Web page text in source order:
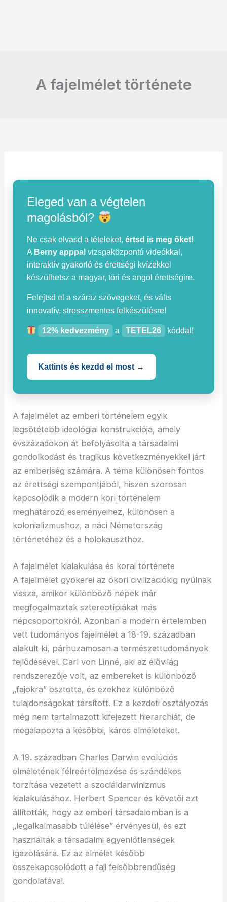
A fajelmélet története
Eleged van a végtelen
magolásból?
Ne csak olvasd a tételeket,értsd is meg őket!
A Berny apppal vizsgaközpontú videókkal,
interaktív gyakorló és érettségi kvízekkel
készülhetsz a magyar, töri és angol érettségire.
Felejtsd el a száraz szövegeket, és válts
innovatív, stresszmentes felkészülésre!
12% kedvezmény a TETEL26 kóddal!
Kattints és kezdd el most →
A fajelmélet az emberi történelem egyik
legsötétebb ideológiai konstrukciója, amely
évszázadokon át befolyásolta a társadalmi
gondolkodást és tragikus következményekkel járt
az emberiség számára. A téma különösen fontos
az érettségi szempontjából, hiszen szorosan
kapcsolódik a modern kori történelem
meghatározó eseményeihez, különösen a
kolonializmushoz, a náci Németország
történetéhez és a holokauszthoz.
A fajelmélet kialakulása és korai története
A fajelmélet gyökerei az ókori civilizációkig nyúlnak
vissza, amikor különböző népek már
megfogalmaztak sztereotípiákat más
népcsoportokról. Azonban a modern értelemben
vett tudományos fajelmélet a 18-19. században
alakult ki, párhuzamosan a természettudományok
fejlődésével. Carl von Linné, aki az élővilág
rendszerezője volt, az embereket is különböző
„fajokra” osztotta, és ezekhez különböző
tulajdonságokat társított. Ez a kezdeti osztályozás
még nem tartalmazott kifejezett hierarchiát, de
megalapozta a későbbi, káros elméleteket.
A 19. században Charles Darwin evolúciós
elméletének félreértelmezése és szándékos
torzítása vezetett a szociáldarwinizmus
kialakulásához. Herbert Spencer és követői azt
állították, hogy az emberi társadalomban is a
„legalkalmasabb túlélése” érvényesül, és ezt
használták a társadalmi egyenlőtlenségek
igazolására. Ez az elmélet később
összekapcsolódott a faji felsőbbrendűség
gondolatával.